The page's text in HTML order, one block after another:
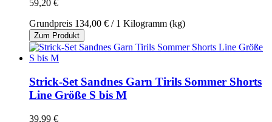
59,20 €
Grundpreis 134,00 € / 1 Kilogramm (kg)
Zum Produkt
Strick-Set Sandnes Garn Tirils Sommer Shorts
Line Größe S bis M
39,99 €